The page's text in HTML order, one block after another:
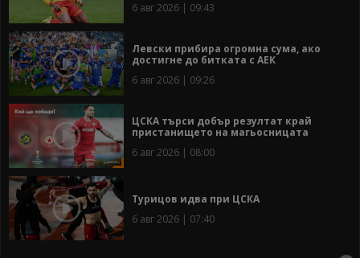
6 авг 2026 | 09:43
Левски прибира огромна сума, ако
достигне до битката с АЕК
6 авг 2026 | 09:26
ЦСКА търси добър резултат край
пристанището на магьосницата
6 авг 2026 | 08:00
Турицов идва при ЦСКА
6 авг 2026 | 07:40